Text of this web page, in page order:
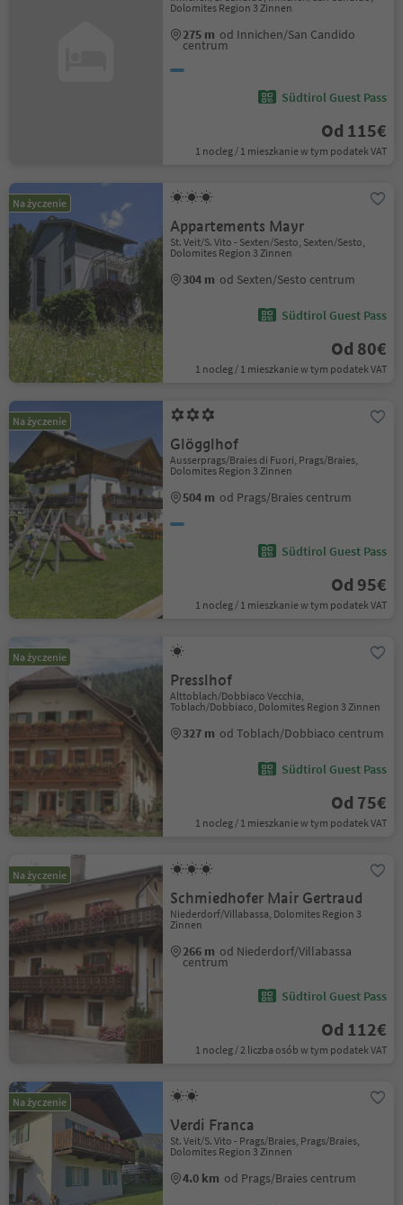
Dolomites Region 3 Zinnen
275 m od Innichen/San Candido
centrum
Südtirol Guest Pass
Od 115€
1 nocleg / 1 mieszkanie w tym podatek VAT
Na życzenie
Appartements Mayr
St. Veit/S. Vito - Sexten/Sesto, Sexten/Sesto,
Dolomites Region 3 Zinnen
304 m od Sexten/Sesto centrum
Südtirol Guest Pass
Od 80€
1 nocleg / 1 mieszkanie w tym podatek VAT
Na życzenie
Glögglhof
Ausserprags/Braies di Fuori, Prags/Braies,
Dolomites Region 3 Zinnen
504 m od Prags/Braies centrum
Südtirol Guest Pass
Od 95€
1 nocleg / 1 mieszkanie w tym podatek VAT
Na życzenie
Presslhof
Alttoblach/Dobbiaco Vecchia,
Toblach/Dobbiaco, Dolomites Region 3 Zinnen
327 m od Toblach/Dobbiaco centrum
Südtirol Guest Pass
Od 75€
1 nocleg / 1 mieszkanie w tym podatek VAT
Na życzenie
Schmiedhofer Mair Gertraud
Niederdorf/Villabassa, Dolomites Region 3
Zinnen
266 m od Niederdorf/Villabassa
centrum
Südtirol Guest Pass
Od 112€
1 nocleg / 2 liczba osób w tym podatek VAT
Na życzenie
Verdi Franca
St. Veit/S. Vito - Prags/Braies, Prags/Braies,
Dolomites Region 3 Zinnen
4.0 km od Prags/Braies centrum